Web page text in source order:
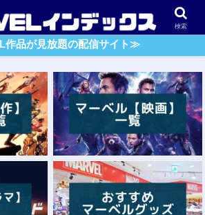
パイダーマン ガーディアンズ・O・G
作品が見放題の配信サイト≫
検索